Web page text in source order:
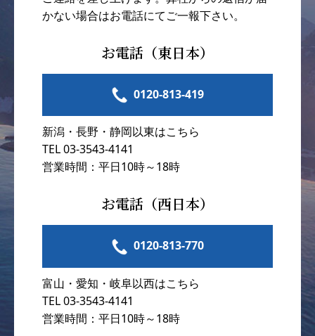
かない場合はお電話にてご一報下さい。
お電話（東日本）
0120-813-419
新潟・長野・静岡以東はこちら
TEL 03-3543-4141
営業時間：平日10時～18時
お電話（西日本）
0120-813-770
富山・愛知・岐阜以西はこちら
TEL 03-3543-4141
営業時間：平日10時～18時